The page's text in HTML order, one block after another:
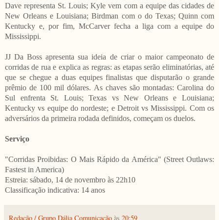
Dave representa St. Louis; Kyle vem com a equipe das cidades de
New Orleans e Louisiana; Birdman com o do Texas; Quinn com
Kentucky e, por fim, McCarver fecha a liga com a equipe do
Mississippi.
JJ Da Boss apresenta sua ideia de criar o maior campeonato de
corridas de rua e explica as regras: as etapas serão eliminatórias, até
que se chegue a duas equipes finalistas que disputarão o grande
prêmio de 100 mil dólares. As chaves são montadas: Carolina do
Sul enfrenta St. Louis; Texas vs New Orleans e Louisiana;
Kentucky vs equipe do nordeste; e Detroit vs Mississippi. Com os
adversários da primeira rodada definidos, começam os duelos.
Serviço
"Corridas Proibidas: O Mais Rápido da América" (Street Outlaws:
Fastest in America)
Estreia: sábado, 14 de novembro às 22h10
Classificação indicativa: 14 anos
Redação / Grupo Dália Comunicação às 20:59